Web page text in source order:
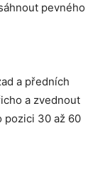
pevného
a předních
a zvednout
pozici 30 až 60